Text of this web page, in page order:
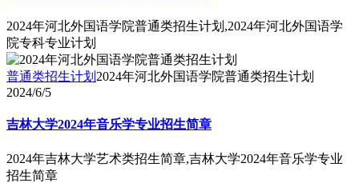
2024年河北外国语学院普通类招生计划,2024年河北外国语学
院专科专业计划
普通类招生计划 2024年河北外国语学院普通类招生计划
2024/6/5
吉林大学2024年音乐学专业招生简章
2024年吉林大学艺术类招生简章,吉林大学2024年音乐学专业
招生简章